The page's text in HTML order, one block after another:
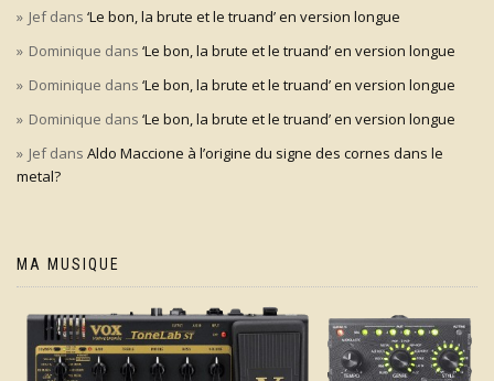
Jefdans ‘Le bon, la brute et le truand’ en version longue
Dominique dans ‘Le bon, la brute et le truand’ en version longue
Dominique dans ‘Le bon, la brute et le truand’ en version longue
Dominique dans ‘Le bon, la brute et le truand’ en version longue
Jefdans Aldo Maccione à l’origine du signe des cornes dans le
metal?
MA MUSIQUE